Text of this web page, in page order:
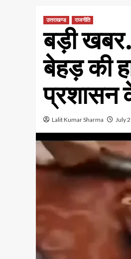
उत्तराखण्ड राजनीति
बड़ी
बेहड़ की
प्रशासन
Lalit Kumar Sharma July